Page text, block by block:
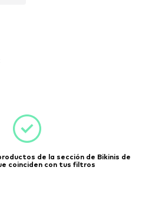
de la sección de Bikinis de
coinciden con tus filtros